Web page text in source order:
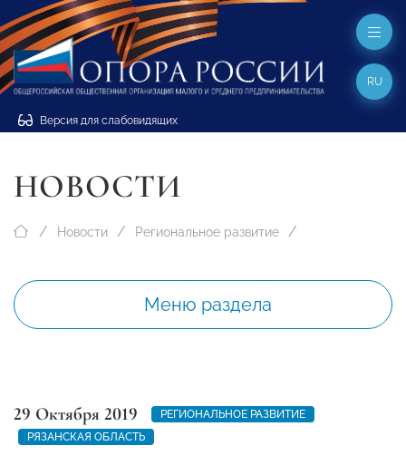
Версия для слабовидящих
RU
НОВОСТИ
Новости Региональное развитие
Меню раздела
29 Октября 2019
РЕГИОНАЛЬНОЕ РАЗВИТИЕ
РЯЗАНСКАЯ ОБЛАСТЬ